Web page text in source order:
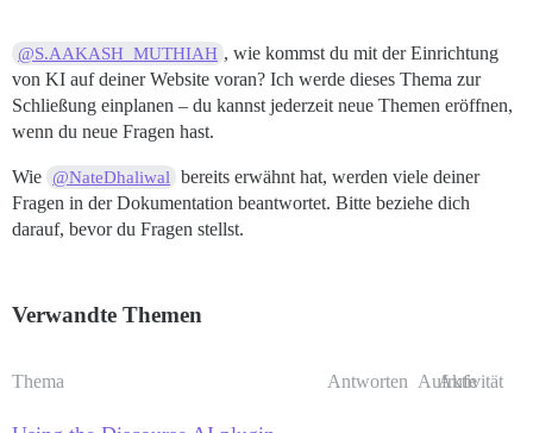
@S.AAKASH_MUTHIAH , wie kommst du mit der Einrichtung
von KI auf deiner Website voran? Ich werde dieses Thema zur
Schließung einplanen – du kannst jederzeit neue Themen eröffnen,
wenn du neue Fragen hast.
Wie @NateDhaliwal
bereits erwähnt hat, werden viele deiner
Fragen in der Dokumentation beantwortet. Bitte beziehe dich
darauf, bevor du Fragen stellst.
Verwandte Themen
Thema Antworten Aufrufe
Aktivität